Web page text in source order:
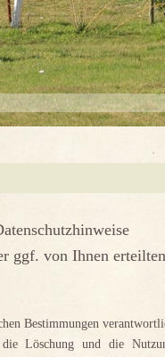
ggf. von Ihnen
Bestimmungen
Löschung und die